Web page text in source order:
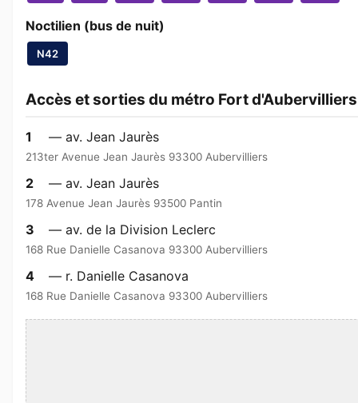
Noctilien (bus de nuit)
N42
Accès et sorties du métro Fort d'Aubervilliers
1 — av. Jean Jaurès
213ter Avenue Jean Jaurès 93300 Aubervilliers
2 — av. Jean Jaurès
178 Avenue Jean Jaurès 93500 Pantin
3 — av. de la Division Leclerc
168 Rue Danielle Casanova 93300 Aubervilliers
4 — r. Danielle Casanova
168 Rue Danielle Casanova 93300 Aubervilliers